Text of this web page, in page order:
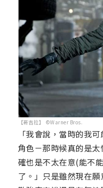
【哥吉拉】 ©Warner Bros.
「我會說，當時的我
角色－那時候真的是
確也是不太在意(能不
了。」只是雖然現在